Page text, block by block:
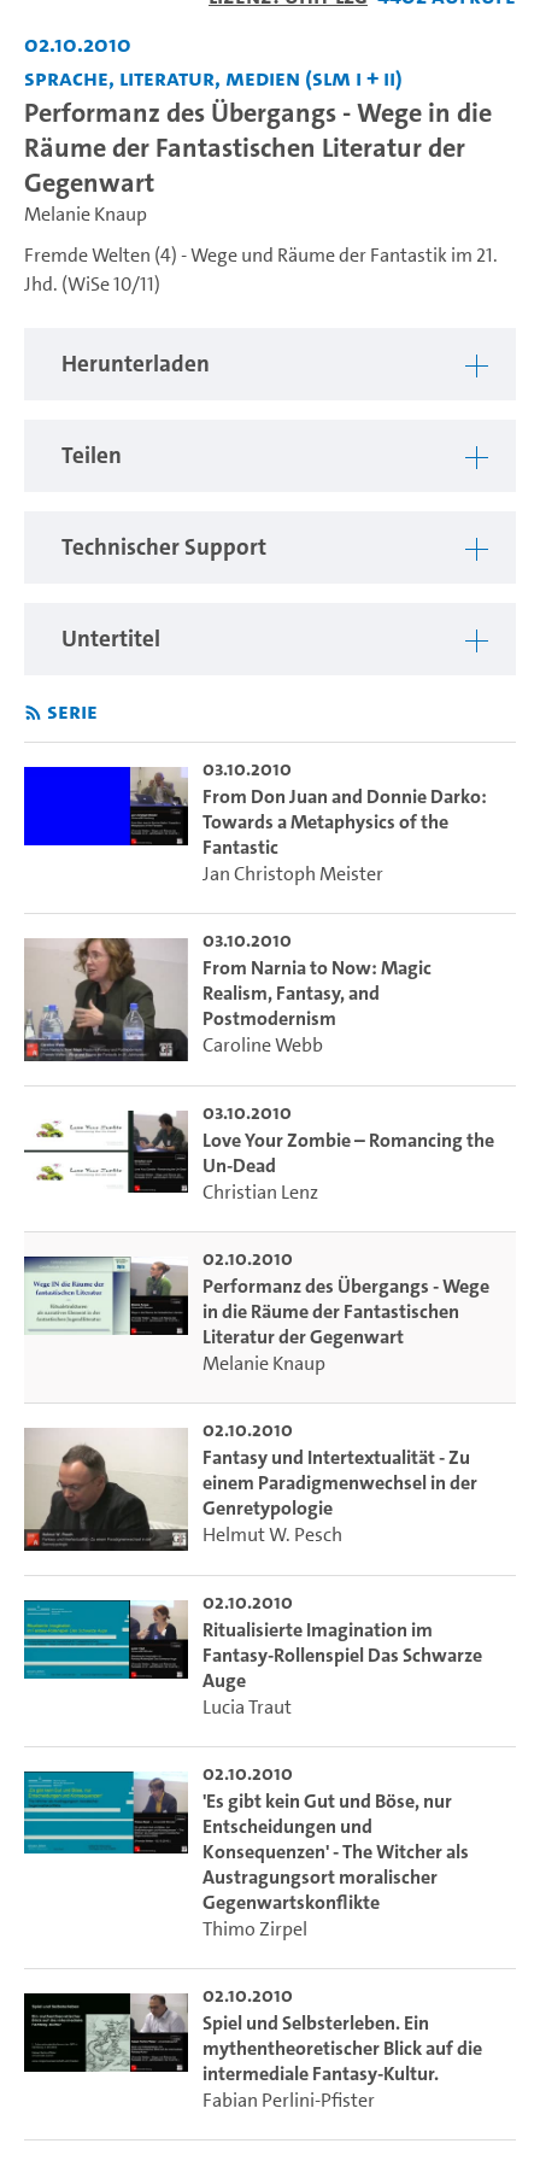
02.10.2010
Sprache, Literatur, Medien (SLM I + II)
Performanz des Übergangs - Wege in die
Räume der Fantastischen Literatur der
Gegenwart
Melanie Knaup
Fremde Welten (4) - Wege und Räume der Fantastik im 21.
Jhd. (WiSe 10/11)
Herunterladen
Teilen
Technischer Support
Untertitel
Serie
03.10.2010
From Don Juan and Donnie Darko:
Towards a Metaphysics of the
Fantastic
Jan Christoph Meister
03.10.2010
From Narnia to Now: Magic
Realism, Fantasy, and
Postmodernism
Caroline Webb
03.10.2010
Love Your Zombie – Romancing the
Un-Dead
Christian Lenz
02.10.2010
Performanz des Übergangs - Wege
in die Räume der Fantastischen
Literatur der Gegenwart
Melanie Knaup
02.10.2010
Fantasy und Intertextualität - Zu
einem Paradigmenwechsel in der
Genretypologie
Helmut W. Pesch
02.10.2010
Ritualisierte Imagination im
Fantasy-Rollenspiel Das Schwarze
Auge
Lucia Traut
02.10.2010
'Es gibt kein Gut und Böse, nur
Entscheidungen und
Konsequenzen' - The Witcher als
Austragungsort moralischer
Gegenwartskonflikte
Thimo Zirpel
02.10.2010
Spiel und Selbsterleben. Ein
mythentheoretischer Blick auf die
intermediale Fantasy-Kultur.
Fabian Perlini-Pfister